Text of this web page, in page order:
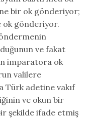
bir ok gönderiyor;
ok gönderiyor.
ve fakat
imparatora ok
valilere
Türk adetine vakıf
ve okun bir
şekilde ifade etmiş